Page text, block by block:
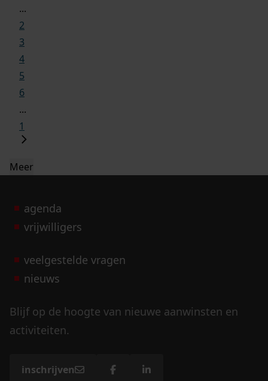
...
2
3
4
5
6
...
1
Meer
agenda
vrijwilligers
veelgestelde vragen
nieuws
Blijf op de hoogte van nieuwe aanwinsten en
activiteiten.
inschrijven